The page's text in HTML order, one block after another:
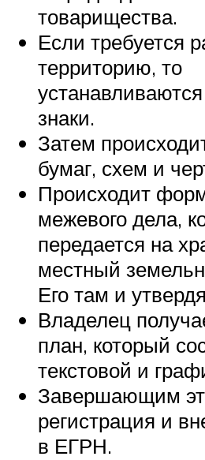
товарищества.
Если требуется
территорию, то
знаки.
Затем
бумаг, схем и
Происходит
межевого дела,
передается на
местный
Его там и
Владелец
план, который
текстовой и
Завершающим
регистрация и
в ЕГРН.